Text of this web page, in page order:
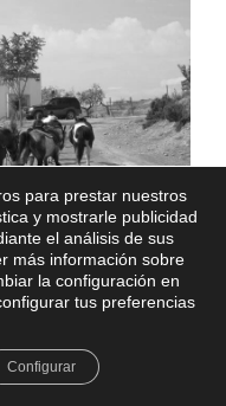
para prestar nuestros
y mostrarle publicidad
el análisis de sus
más información sobre
la configuración en
tus preferencias
Configurar